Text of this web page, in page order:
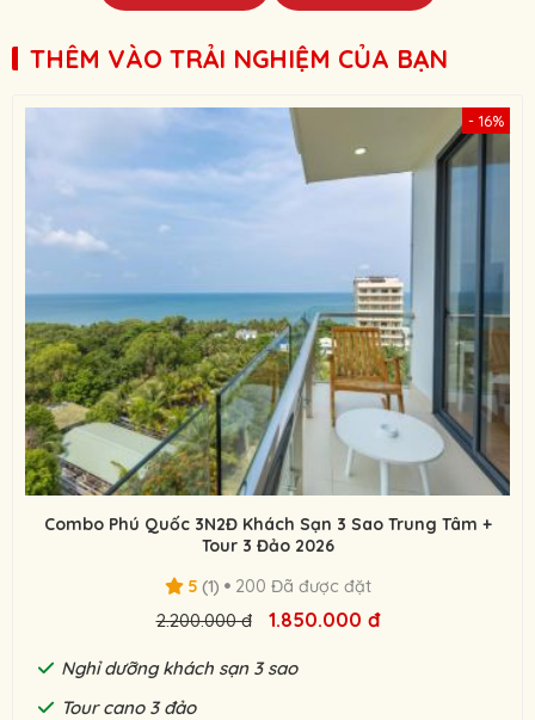
THÊM VÀO TRẢI NGHIỆM CỦA BẠN
- 16%
Combo Phú Quốc 3N2Đ Khách Sạn 3 Sao Trung Tâm +
Tour 3 Đảo 2026
5 (1) 200 Đã được đặt
2.200.000 đ 1.850.000 đ
Nghỉ dưỡng khách sạn 3 sao
Tour cano 3 đảo